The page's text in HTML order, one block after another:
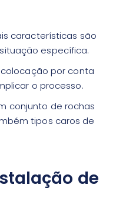
características são
específica.
por conta
o processo.
conjunto de rochas
tipos caros de
de